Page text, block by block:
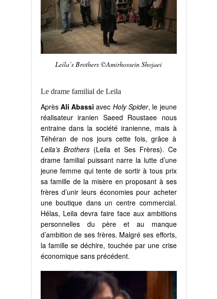
Leila’s Brothers ©Amirhossein Shojaei
Le drame familial de Leila
Après Ali Abassi avec Holy Spider, le jeune
réalisateur iranien Saeed Roustaee nous
entraine dans la société iranienne, mais à
Téhéran de nos jours cette fois, grâce à
Leila’s Brothers (Leila et Ses Frères). Ce
drame familial puissant narre la lutte d’une
jeune femme qui tente de sortir à tous prix
sa famille de la misère en proposant à ses
frères d’unir leurs économies pour acheter
une boutique dans un centre commercial.
Hélas, Leila devra faire face aux ambitions
personnelles du père et au manque
d’ambition de ses frères. Malgré ses efforts,
la famille se déchire, touchée par une crise
économique sans précédent.